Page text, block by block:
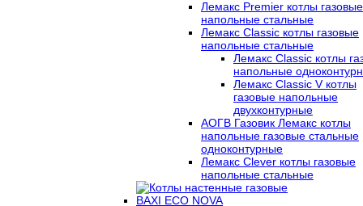
Лемакс Premier котлы газовые
напольные стальные
Лемакс Classic котлы газовые
напольные стальные
Лемакс Classic котлы
напольные
Лемакс Classic V котлы
газовые напольные
двухконтурные
АОГВ Газовик Лемакс котлы
напольные газовые стальные
одноконтурные
Лемакс Clever котлы газовые
напольные стальные